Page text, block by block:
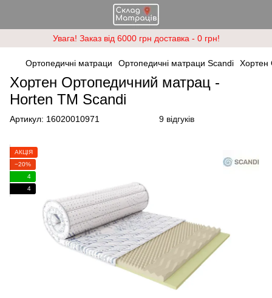
Увага! Заказ від 6000 грн доставка - 0 грн!
Ортопедичні матраци Ортопедичні матраци Scandi Хортен
Хортен Ортопедичний матрац -
Horten ТМ Scandi
Артикул: 16020010971 9 відгуків
АКЦІЯ
−20%
4
4